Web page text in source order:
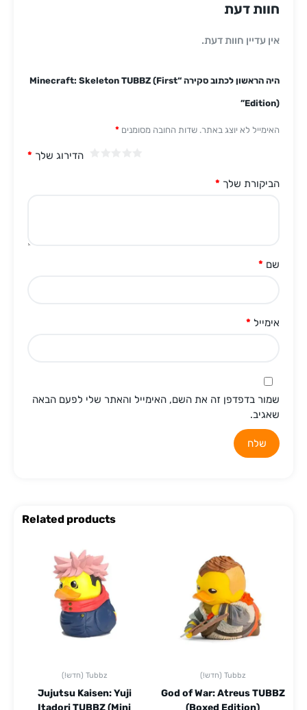
חוות דעת
אין עדיין חוות דעת.
היה הראשון לכתוב סקירה “Minecraft: Skeleton TUBBZ (First
Edition)”
האימייל לא יוצג באתר. שדות החובה מסומנים *
הדירוג שלך *
הביקורת שלך *
שם *
אימייל *
שמור בדפדפן זה את השם, האימייל והאתר שלי לפעם הבאה
שאגיב.
Related products
(!חדש) Tubbz
Jujutsu Kaisen: Yuji
Itadori TUBBZ (Mini
(!חדש) Tubbz
God of War: Atreus TUBBZ
(Boxed Edition)